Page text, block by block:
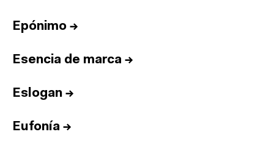
Epónimo →
Esencia de marca →
Eslogan →
Eufonía →